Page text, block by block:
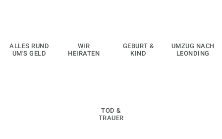
ALLES RUND
UM'S GELD
WIR
HEIRATEN
GEBURT &
KIND
UMZUG NACH
LEONDING
TOD &
TRAUER